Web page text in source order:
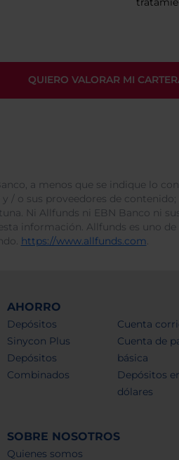
a menos que se indique lo
/ o sus proveedores de
Ni Allfunds ni EBN Banco ni
información. Allfunds es uno
https://www.allfunds.com.
AHORRO
Depósitos
Sinycon Plus
Depósitos
Combinados
Cuenta
Cuenta de
básica
Depósitos
dólares
SOBRE NOSOTROS
Quienes somos